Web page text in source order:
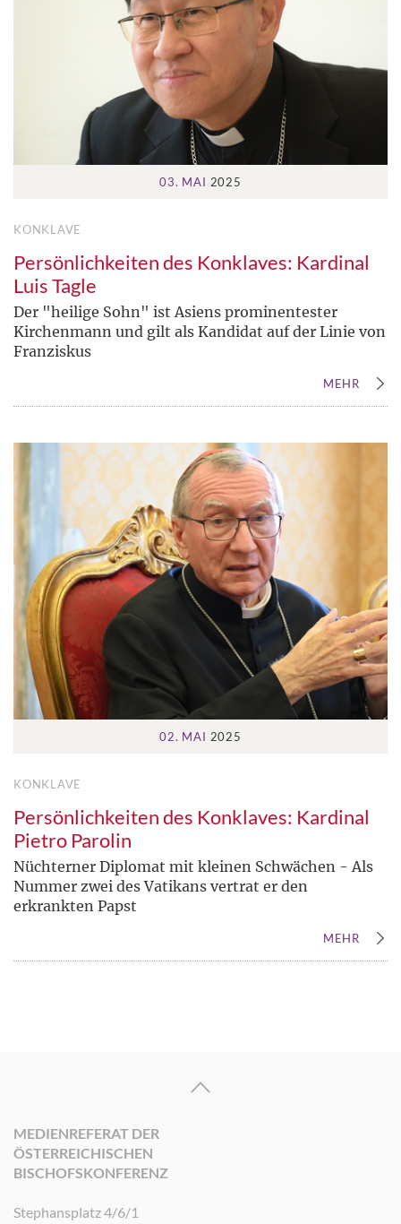
03. MAI 2025
KONKLAVE
Persönlichkeiten des Konklaves: Kardinal
Luis Tagle
Der "heilige Sohn" ist Asiens prominentester
Kirchenmann und gilt als Kandidat auf der Linie von
Franziskus
MEHR
02. MAI 2025
KONKLAVE
Persönlichkeiten des Konklaves: Kardinal
Pietro Parolin
Nüchterner Diplomat mit kleinen Schwächen - Als
Nummer zwei des Vatikans vertrat er den
erkrankten Papst
MEHR
MEDIENREFERAT DER
ÖSTERREICHISCHEN
BISCHOFSKONFERENZ
Stephansplatz 4/6/1